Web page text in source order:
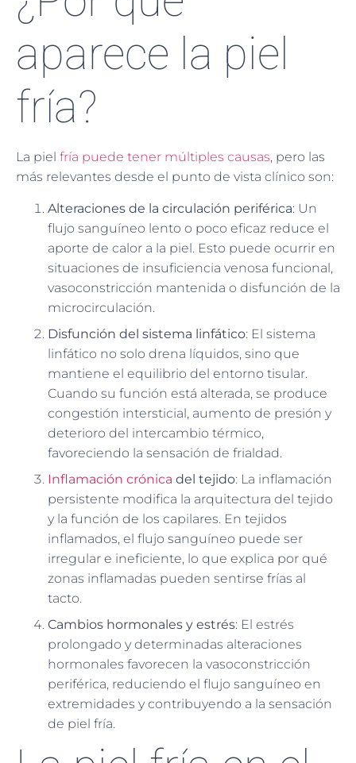
aparece la piel
fría?
La piel fría puede tener múltiples causas, pero las
más relevantes desde el punto de vista clínico son:
Alteraciones de la circulación periférica: Un
flujo sanguíneo lento o poco eficaz reduce el
aporte de calor a la piel. Esto puede ocurrir en
situaciones de insuficiencia venosa funcional,
vasoconstricción mantenida o disfunción de la
microcirculación.
Disfunción del sistema linfático: El sistema
linfático no solo drena líquidos, sino que
mantiene el equilibrio del entorno tisular.
Cuando su función está alterada, se produce
congestión intersticial, aumento de presión y
deterioro del intercambio térmico,
favoreciendo la sensación de frialdad.
Inflamación crónica del tejido: La inflamación
persistente modifica la arquitectura del tejido
y la función de los capilares. En tejidos
inflamados, el flujo sanguíneo puede ser
irregular e ineficiente, lo que explica por qué
zonas inflamadas pueden sentirse frías al
tacto.
Cambios hormonales y estrés: El estrés
prolongado y determinadas alteraciones
hormonales favorecen la vasoconstricción
periférica, reduciendo el flujo sanguíneo en
extremidades y contribuyendo a la sensación
de piel fría.